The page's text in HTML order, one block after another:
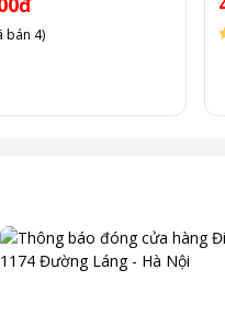
chỉ mang tính chất minh
tái tạo hình ảnh tốt hơn
tối.
bán 4)